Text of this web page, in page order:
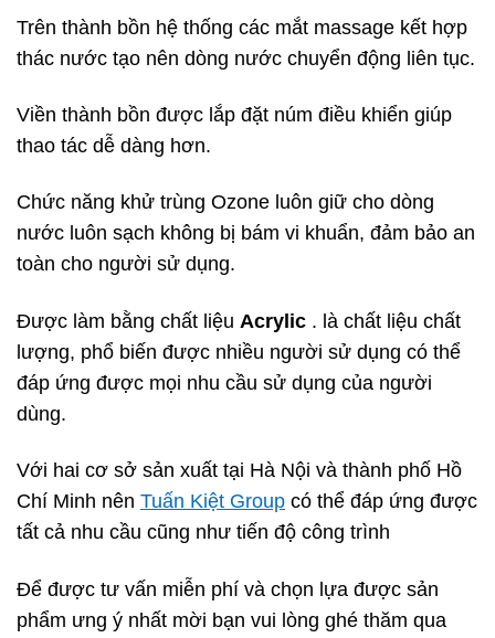
Trên thành bồn hệ thống các mắt massage kết hợp
thác nước tạo nên dòng nước chuyển động liên tục.
Viền thành bồn được lắp đặt núm điều khiển giúp
thao tác dễ dàng hơn.
Chức năng khử trùng Ozone luôn giữ cho dòng
nước luôn sạch không bị bám vi khuẩn, đảm bảo an
toàn cho người sử dụng.
Được làm bằng chất liệu Acrylic . là chất liệu chất
lượng, phổ biến được nhiều người sử dụng có thể
đáp ứng được mọi nhu cầu sử dụng của người
dùng.
Với hai cơ sở sản xuất tại Hà Nội và thành phố Hồ
Chí Minh nên Tuấn Kiệt Group có thể đáp ứng được
tất cả nhu cầu cũng như tiến độ công trình
Để được tư vấn miễn phí và chọn lựa được sản
phẩm ưng ý nhất mời bạn vui lòng ghé thăm qua